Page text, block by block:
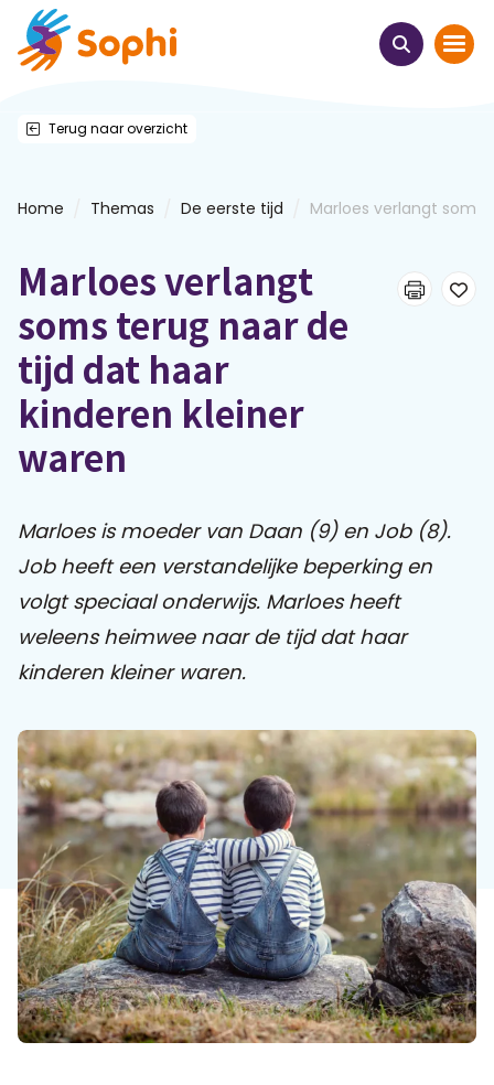
Thema's
Leren & ontmoeten
Webinars
E-learnings
Clientdossier Wiki
Mijn
Sophi
Over
Contact
Terug naar overzicht
Home Themas De eerste tijd Marloes verlangt soms
Marloes verlangt
soms terug naar de
tijd dat haar
kinderen kleiner
waren
Marloes is moeder van Daan (9) en Job (8).
Job heeft een verstandelijke beperking en
volgt speciaal onderwijs. Marloes heeft
weleens heimwee naar de tijd dat haar
kinderen kleiner waren.